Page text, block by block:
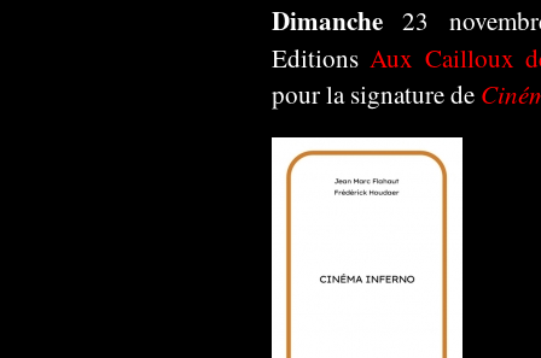
Dimanche23
EditionsAux Cailloux
pour la signature de